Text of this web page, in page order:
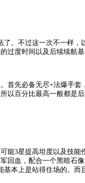
。不过这一次不一样
过度时间以及后续续航基
首先必备无尽+法爆手套
以百分比最高一般都是
能3星提高坦度以及技能
回血，配合一个黑暗石
本上是站得住场的。而